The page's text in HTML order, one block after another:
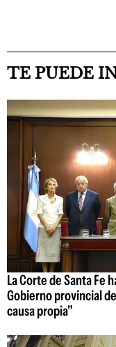
TE PUEDE
La Corte de Santa Fe
Gobierno provincial
causa propia"